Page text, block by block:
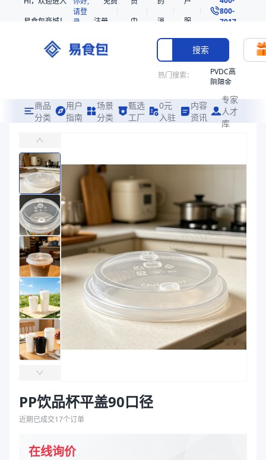
易食包商城！
请登
录
注册
中
消
息
服
务
800-
7017
搜索
热门搜索：
PVDC高
阻隔金
共挤热
收缩袋
烤箱袋
221330
SE53
热收缩
袋
拉伸膜
商品
分类
用户
指南
场景
分类
甄选
工厂
0元
入驻
内容
资讯
专家
人才
库
易食包（EPAK）专注于PP饮品杯平盖90口径包装，提供详尽的规格参
价格：在线询价
商品参数
商品分类
PP盖
产品特性
支持定制
产品特性
支持定制
商品图片
PP饮品杯平盖90口径
近期已成交17个订单
在线询价